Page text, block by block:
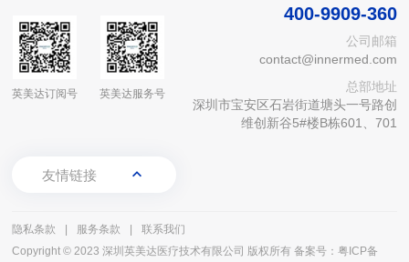
英美达订阅号 英美达服务号
400-9909-360
公司邮箱
contact@innermed.com
总部地址
深圳市宝安区石岩街道塘头一号路创
维创新谷5#楼B栋601、701
友情链接
隐私条款 服务条款
联系我们
Copyright © 2023 深圳英美达医疗技术有限公司 版权所有备案号：粤ICP备